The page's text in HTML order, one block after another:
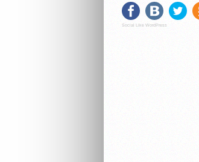
Social Like WordPress